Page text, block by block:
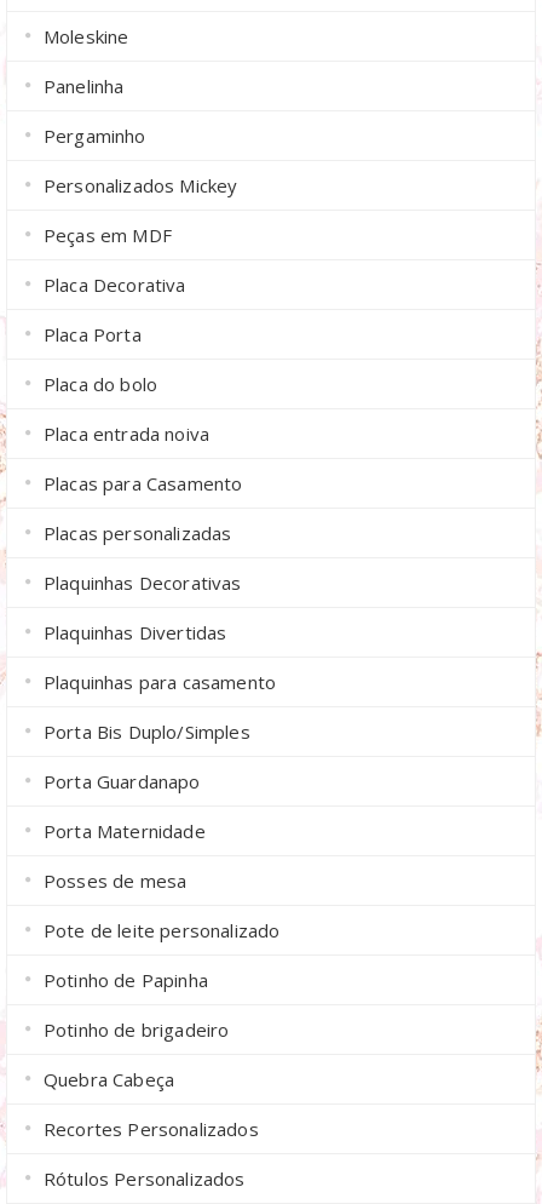
Moleskine
Panelinha
Pergaminho
Personalizados Mickey
Peças em MDF
Placa Decorativa
Placa Porta
Placa do bolo
Placa entrada noiva
Placas para Casamento
Placas personalizadas
Plaquinhas Decorativas
Plaquinhas Divertidas
Plaquinhas para casamento
Porta Bis Duplo/Simples
Porta Guardanapo
Porta Maternidade
Posses de mesa
Pote de leite personalizado
Potinho de Papinha
Potinho de brigadeiro
Quebra Cabeça
Recortes Personalizados
Rótulos Personalizados